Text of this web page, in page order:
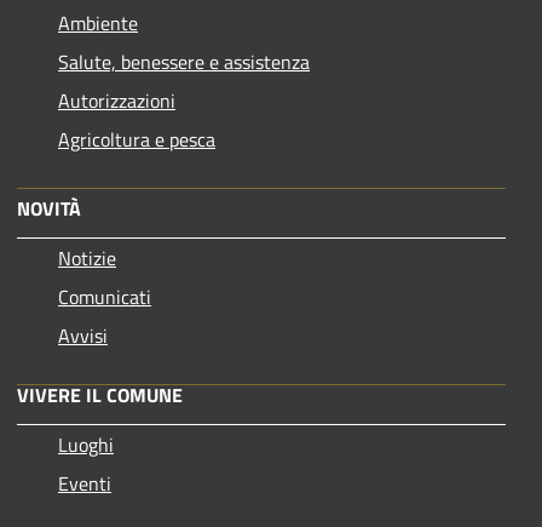
Ambiente
Salute, benessere e assistenza
Autorizzazioni
Agricoltura e pesca
NOVITÀ
Notizie
Comunicati
Avvisi
VIVERE IL COMUNE
Luoghi
Eventi